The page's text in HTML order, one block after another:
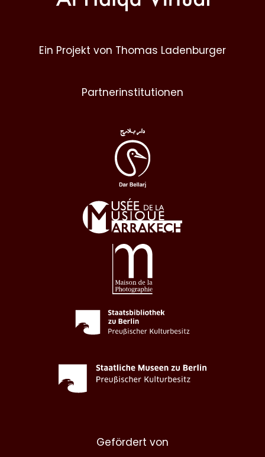
Ein Projekt von Thomas Ladenburger
Partnerinstitutionen
Gefördert von